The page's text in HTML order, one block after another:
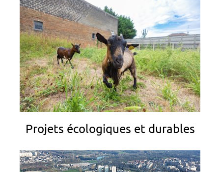
Projets écologiques et durables